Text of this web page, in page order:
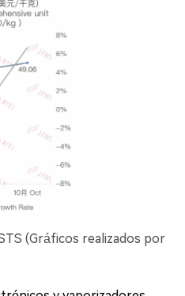
(Gráficos realizados por